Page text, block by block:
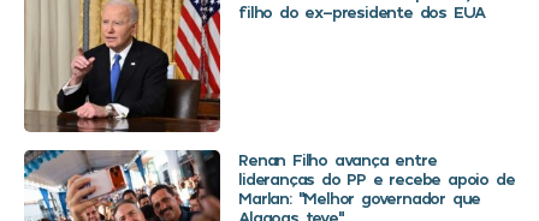
filho do ex-presidente dos EUA
Renan Filho avança entre
lideranças do PP e recebe apoio de
Marlan: “Melhor governador que
Alagoas teve”